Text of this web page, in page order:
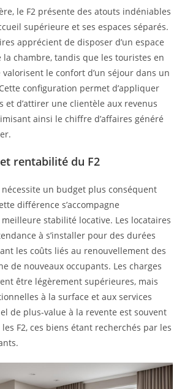
le F2 présente des atouts indéniables
supérieure et ses espaces séparés.
apprécient de disposer d’un espace
chambre, tandis que les touristes en
le confort d’un séjour dans un
configuration permet d’appliquer
et d’attirer une clientèle aux revenus
ainsi le chiffre d’affaires généré
rentabilité du F2
nécessite un budget plus conséquent
différence s’accompagne
stabilité locative. Les locataires
à s’installer pour des durées
les coûts liés au renouvellement des
de nouveaux occupants. Les charges
être légèrement supérieures, mais
à la surface et aux services
de plus-value à la revente est souvent
F2, ces biens étant recherchés par les